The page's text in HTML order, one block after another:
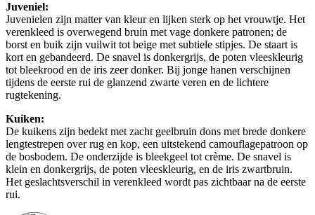
Juveniel:
Juvenielen zijn matter van kleur en lijken sterk op het vrouwtje. Het
verenkleed is overwegend bruin met vage donkere patronen; de
borst en buik zijn vuilwit tot beige met subtiele stipjes. De staart is
kort en gebandeerd. De snavel is donkergrijs, de poten vleeskleurig
tot bleekrood en de iris zeer donker. Bij jonge hanen verschijnen
tijdens de eerste rui de glanzend zwarte veren en de lichtere
rugtekening.
Kuiken:
De kuikens zijn bedekt met zacht geelbruin dons met brede donkere
lengtestrepen over rug en kop, een uitstekend camouflagepatroon op
de bosbodem. De onderzijde is bleekgeel tot crème. De snavel is
klein en donkergrijs, de poten vleeskleurig, en de iris zwartbruin.
Het geslachtsverschil in verenkleed wordt pas zichtbaar na de eerste
rui.